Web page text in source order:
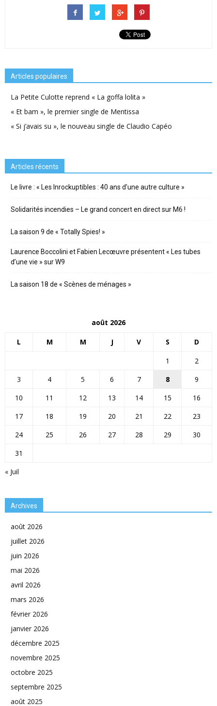
Articles populaires
La Petite Culotte reprend « La goffa lolita »
« Et bam », le premier single de Mentissa
« Si j’avais su », le nouveau single de Claudio Capéo
Articles récents
Le livre : « Les Inrockuptibles : 40 ans d’une autre culture »
Solidarités incendies – Le grand concert en direct sur M6 !
La saison 9 de « Totally Spies! »
Laurence Boccolini et Fabien Lecœuvre présentent « Les tubes
d’une vie » sur W9
La saison 18 de « Scènes de ménages »
août 2026
L M M J V S D
« Juil
1
2
3
4 5 6 7 8
9
10
11 12 13 14 15
16
17
18 19 20 21 22
23
24
25 26 27 28 29
30
31
Archives
août 2026
juillet 2026
juin 2026
mai 2026
avril 2026
mars 2026
février 2026
janvier 2026
décembre 2025
novembre 2025
octobre 2025
septembre 2025
août 2025